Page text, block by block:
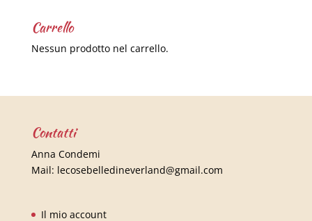
Carrello
Nessun prodotto nel carrello.
Contatti
Anna Condemi
Mail: lecosebelledineverland@gmail.com
Il mio account